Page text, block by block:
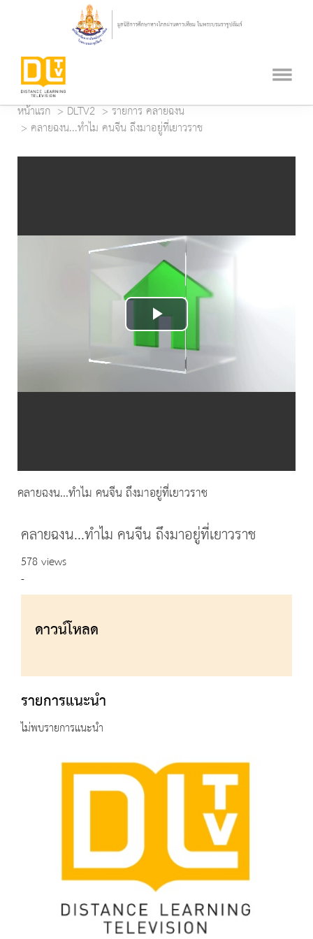
หน้าแรก DLTV2
รายการ คลายฉงน
คลายฉงน...ทำไม คนจีน ถึงมาอยู่ที่เยาวราช
Play
Video
คลายฉงน...ทำไม คนจีน ถึงมาอยู่ที่เยาวราช
คลายฉงน...ทำไม คนจีน ถึงมาอยู่ที่เยาวราช
578 views
-
ดาวน์โหลด
รายการแนะนำ
ไม่พบรายการแนะนำ